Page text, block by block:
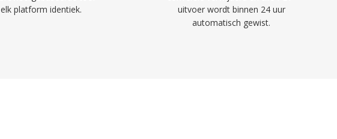
platform identiek.
uitvoer wordt binnen 24 uur
automatisch gewist.